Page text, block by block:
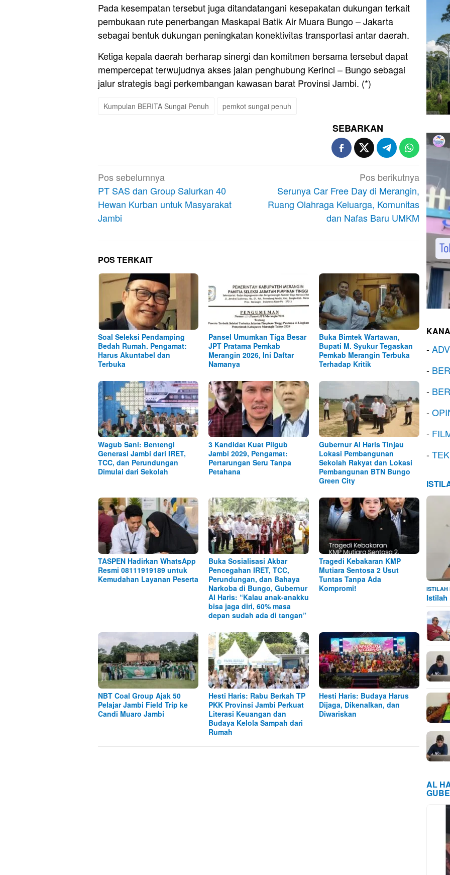
Pada kesempatan tersebut juga ditandatangani kesepakatan dukungan terkait
pembukaan rute penerbangan Maskapai Batik Air Muara Bungo – Jakarta
sebagai bentuk dukungan peningkatan konektivitas transportasi antar daerah.
Ketiga kepala daerah berharap sinergi dan komitmen bersama tersebut dapat
mempercepat terwujudnya akses jalan penghubung Kerinci – Bungo sebagai
jalur strategis bagi perkembangan kawasan barat Provinsi Jambi. (*)
Kumpulan BERITA Sungai Penuh pemkot sungai penuh
SEBARKAN
Navigasi
pos
Pos sebelumnya
PT SAS dan Group Salurkan 40
Hewan Kurban untuk Masyarakat
Jambi
Pos berikutnya
Serunya Car Free Day di Merangin,
Ruang Olahraga Keluarga, Komunitas
dan Nafas Baru UMKM
POS TERKAIT
Soal Seleksi Pendamping
Bedah Rumah. Pengamat:
Harus Akuntabel dan
Terbuka
Pansel Umumkan Tiga Besar
JPT Pratama Pemkab
Merangin 2026, Ini Daftar
Namanya
Buka Bimtek Wartawan,
Bupati M. Syukur Tegaskan
Pemkab Merangin Terbuka
Terhadap Kritik
Wagub Sani: Bentengi
Generasi Jambi dari IRET,
TCC, dan Perundungan
Dimulai dari Sekolah
3 Kandidat Kuat Pilgub
Jambi 2029, Pengamat:
Pertarungan Seru Tanpa
Petahana
Gubernur Al Haris Tinjau
Lokasi Pembangunan
Sekolah Rakyat dan Lokasi
Pembangunan BTN Bungo
Green City
TASPEN Hadirkan WhatsApp
Resmi 08111919189 untuk
Kemudahan Layanan Peserta
Buka Sosialisasi Akbar
Pencegahan IRET, TCC,
Perundungan, dan Bahaya
Narkoba di Bungo, Gubernur
Al Haris: “Kalau anak-anakku
bisa jaga diri, 60% masa
depan sudah ada di tangan”
Tragedi Kebakaran KMP
Mutiara Sentosa 2 Usut
Tuntas Tanpa Ada
Kompromi!
NBT Coal Group Ajak 50
Pelajar Jambi Field Trip ke
Candi Muaro Jambi
Hesti Haris: Rabu Berkah TP
PKK Provinsi Jambi Perkuat
Literasi Keuangan dan
Budaya Kelola Sampah dari
Rumah
Hesti Haris: Budaya Harus
Dijaga, Dikenalkan, dan
Diwariskan
-
-
-
-
-
-
ISTILAH
Istilah
AL